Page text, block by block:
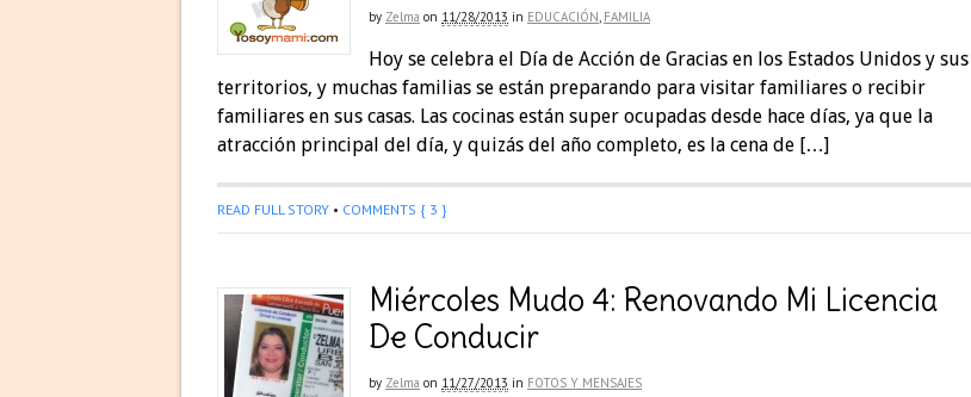
by Zelma on 11/28/2013 in EDUCACIÓN FAMILIA
Hoy se celebra el Día de Acción de Gracias en los Estados Unidos y sus
territorios, y muchas familias se están preparando para visitar familiares o recibir
familiares en sus casas. Las cocinas están super ocupadas desde hace días, ya que la
atracción principal del día, y quizás del año completo, es la cena de […]
READ FULL STORY • COMMENTS { 3 }
Miércoles Mudo 4: Renovando Mi Licencia
De Conducir
by Zelma on 11/27/2013 in FOTOS Y MENSAJES